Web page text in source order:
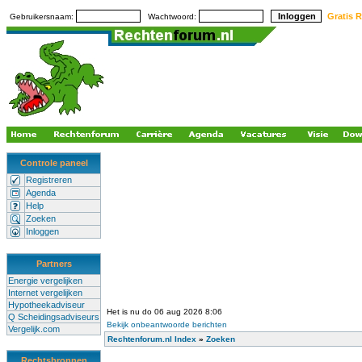
Gebruikersnaam: Wachtwoord: Gratis
Controle paneel
Registreren
Agenda
Help
Zoeken
Inloggen
Partners
Energie vergelijken
Internet vergelijken
Hypotheekadviseur
Q Scheidingsadviseurs
Vergelijk.com
Het is nu do 06 aug 2026 8:06
Bekijk onbeantwoorde berichten
Rechtenforum.nl Index » Zoeken